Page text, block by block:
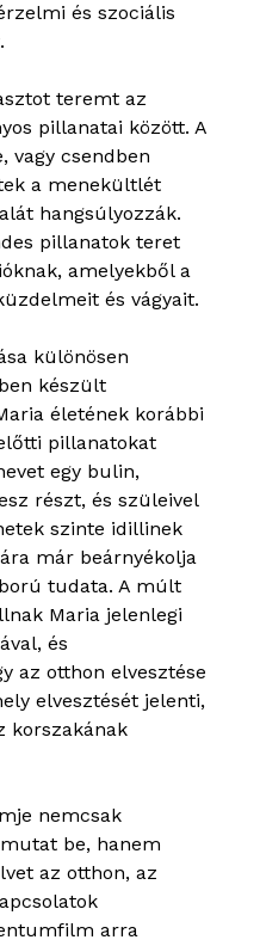
és szociális
teremt az
pillanatai között. A
vagy csendben
a menekültlét
hangsúlyozzák.
pillanatok teret
amelyekből a
és vágyait.
különösen
készült
életének korábbi
pillanatokat
egy bulin,
részt, és szüleivel
szinte idillinek
már beárnyékolja
tudata. A múlt
Maria jelenlegi
és
az otthon elvesztése
elvesztését jelenti,
korszakának
nemcsak
be, hanem
az otthon, az
arra